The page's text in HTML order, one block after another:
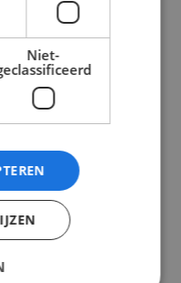
5×2.5mm² 50m
ring
Incl. btw
Winkelmand
Niet-